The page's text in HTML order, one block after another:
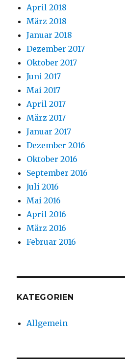
April 2018
März 2018
Januar 2018
Dezember 2017
Oktober 2017
Juni 2017
Mai 2017
April 2017
März 2017
Januar 2017
Dezember 2016
Oktober 2016
September 2016
Juli 2016
Mai 2016
April 2016
März 2016
Februar 2016
KATEGORIEN
Allgemein